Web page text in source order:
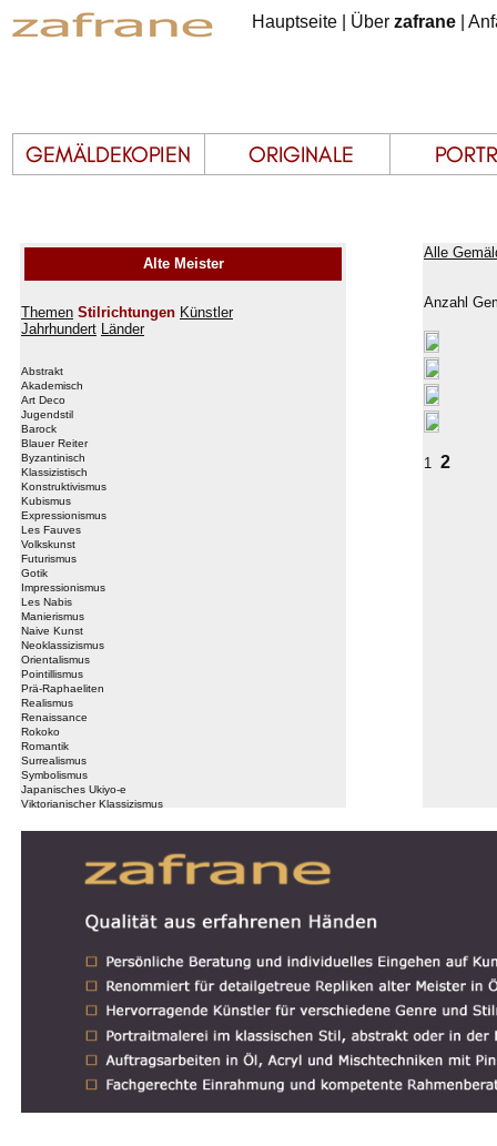
Hauptseite Über zafrane
Alte Meister
Themen Stilrichtungen Künstler
Jahrhundert Länder
Abstrakt
Akademisch
Art Deco
Jugendstil
Barock
Blauer Reiter
Byzantinisch
Klassizistisch
Konstruktivismus
Kubismus
Expressionismus
Les Fauves
Volkskunst
Futurismus
Gotik
Impressionismus
Les Nabis
Manierismus
Naive Kunst
Neoklassizismus
Orientalismus
Pointillismus
Prä-Raphaeliten
Realismus
Renaissance
Rokoko
Romantik
Surrealismus
Symbolismus
Japanisches Ukiyo-e
Viktorianischer Klassizismus
Alle
Anzahl
1 2